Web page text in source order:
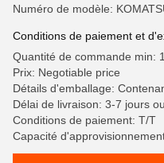
Numéro de modèle:
Conditions de paiement et
Quantité de commande min:
Prix: Negotiable price
Détails d'emballage:
Délai de livraison: 3-7 jours
Conditions de paiement: T/T
Capacité